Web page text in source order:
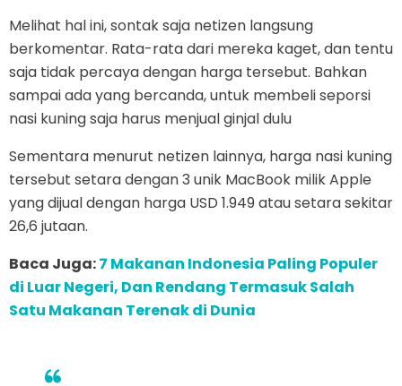
Melihat hal ini, sontak saja netizen langsung
berkomentar. Rata-rata dari mereka kaget, dan tentu
saja tidak percaya dengan harga tersebut. Bahkan
sampai ada yang bercanda, untuk membeli seporsi
nasi kuning saja harus menjual ginjal dulu
Sementara menurut netizen lainnya, harga nasi kuning
tersebut setara dengan 3 unik MacBook milik Apple
yang dijual dengan harga USD 1.949 atau setara sekitar
26,6 jutaan.
Baca Juga:7 Makanan Indonesia Paling Populer
di Luar Negeri, Dan Rendang Termasuk Salah
Satu Makanan Terenak di Dunia